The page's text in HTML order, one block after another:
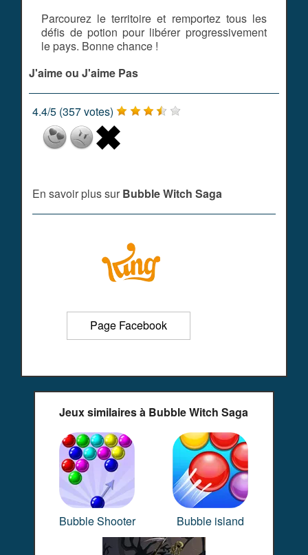
Parcourez le territoire et remportez tous les
défis de potion pour libérer progressivement
le pays. Bonne chance !
J'aime ou J'aime Pas
4.4/5 (357votes)
En savoir plus sur Bubble Witch Saga
Page Facebook
Jeux similaires à Bubble Witch Saga
Bubble Shooter Bubble island